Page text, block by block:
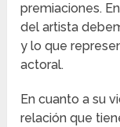
premiaciones.
del artista
y lo que
actoral.
En cuanto a su
relación que